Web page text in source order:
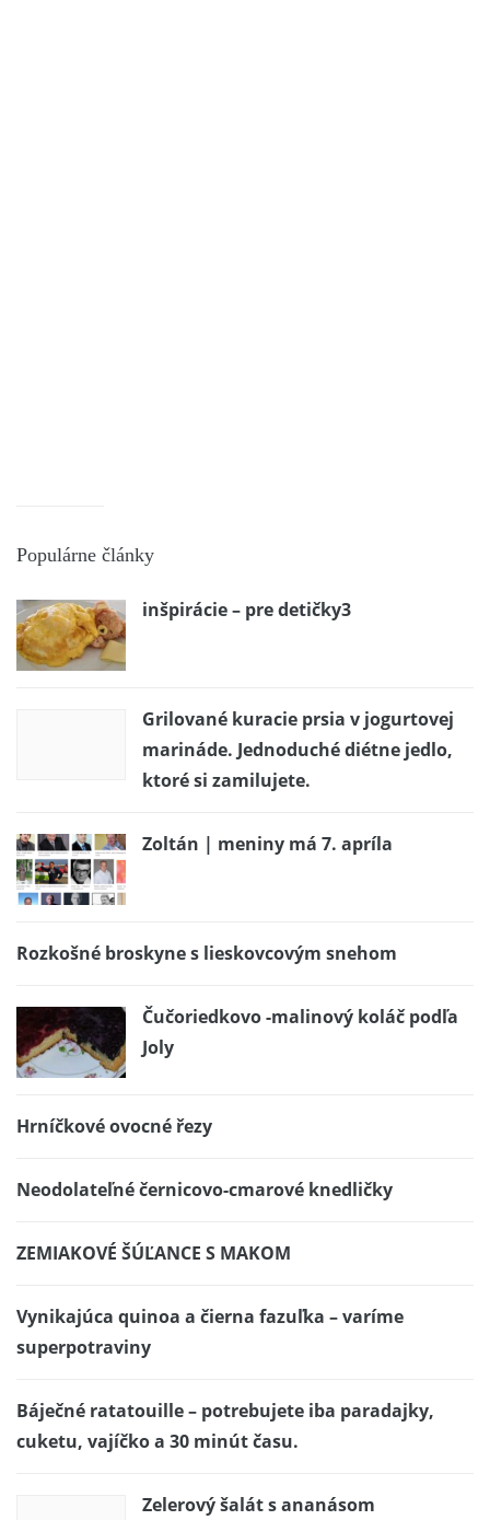
Populárne články
inšpirácie – pre detičky3
Grilované kuracie prsia v jogurtovej
marináde. Jednoduché diétne jedlo,
ktoré si zamilujete.
Zoltán | meniny má 7. apríla
Rozkošné broskyne s lieskovcovým snehom
Čučoriedkovo -malinový koláč podľa
Joly
Hrníčkové ovocné řezy
Neodolateľné černicovo-cmarové knedličky
ZEMIAKOVÉ ŠÚĽANCE S MAKOM
Vynikajúca quinoa a čierna fazuľka – varíme
superpotraviny
Báječné ratatouille – potrebujete iba paradajky,
cuketu, vajíčko a 30 minút času.
Zelerový šalát s ananásom